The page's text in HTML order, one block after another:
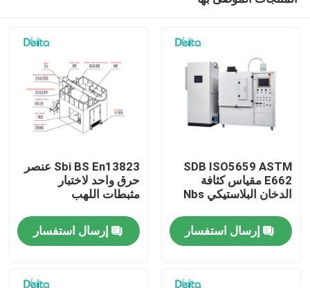
المنزل
SDB ISO5659 ASTM
E662 مقياس كثافة
الدخان البلاستيكي Nbs
إرسال استفسار
Sbi BS En13823 عنصر
حرق واحد لاختبار
مثبطات اللهب
إرسال استفسار